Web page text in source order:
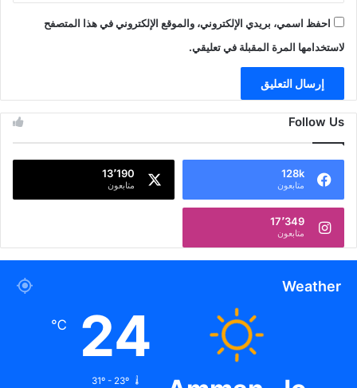
احفظ اسمي، بريدي الإلكتروني، والموقع الإلكتروني في هذا المتصفح
لاستخدامها المرة المقبلة في تعليقي.
Follow Us
128k
متابعون
13٬190
متابعون
17٬349
متابعون
Weather
24
℃
31º - 23º